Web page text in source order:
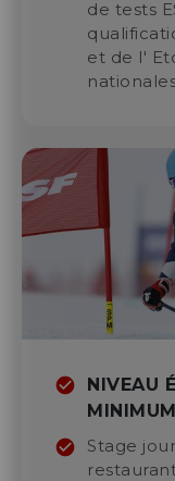
NOUVEAUTÉ
Cours
Débutant -
Collectif
Niveau Étoile
Cours privé
Cours
Ski Enfant
Snowboard
Freestyle
Stage
Raquettes
Randos
Randos
Biathlon
Enfants
Adultes
Cours saison
Week-end
Autres
de tests
et de l'
NIVEAU
MINIMUM
Stage